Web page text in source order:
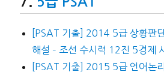
[PSAT 기출] 2014 5급 상황판
해설 – 조선 수시력 12진 5경제
[PSAT 기출] 2015 5급 언어논